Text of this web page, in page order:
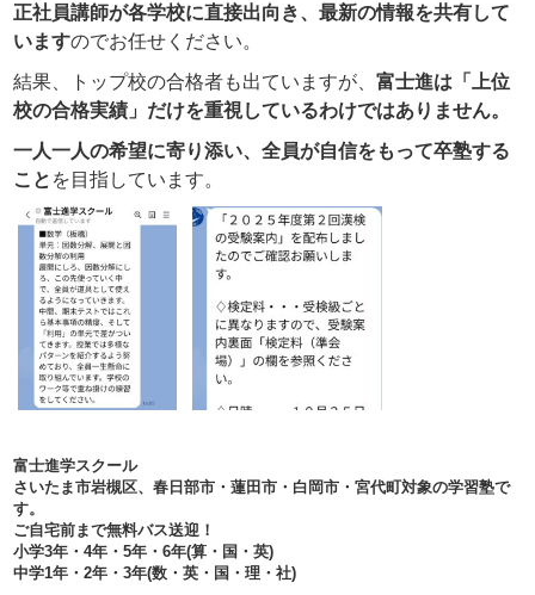
正社員講師が各学校に直接出向き、最新の情報を共有して
いますのでお任せください。
結果、トップ校の合格者も出ていますが、富士進は「上位
校の合格実績」だけを重視しているわけではありません。
一人一人の希望に寄り添い、全員が自信をもって卒塾する
こと を目指しています。
富士進学スクール
さいたま市岩槻区、春日部市・蓮田市・白岡市・宮代町対象の学習塾で
す。
ご自宅前まで無料バス送迎！
小学3年・4年・5年・6年(算・国・英)
中学1年・2年・3年(数・英・国・理・社)